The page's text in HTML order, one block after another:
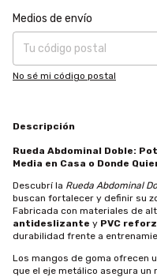
Entregas para el CP:
Medios de envío
No sé mi código postal
Descripción
Rueda Abdominal Doble:
Media en Casa o Donde
Descubrí la Rueda Abdominal
buscan fortalecer y definir su
Fabricada con materiales de
antideslizante y PVC
durabilidad frente a
Los mangos de goma ofrecen
que el eje metálico asegura un